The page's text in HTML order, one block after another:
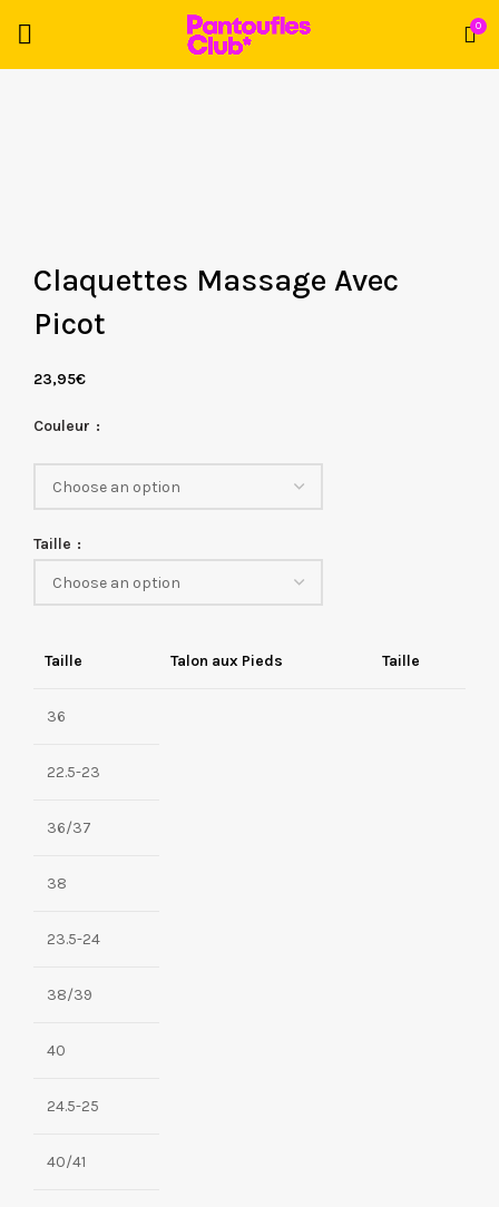
0
Claquettes Massage Avec
Picot
23,95€
Couleur
Taille
Taille Talon aux Pieds Taille
36
22.5-23
36/37
38
23.5-24
38/39
40
24.5-25
40/41